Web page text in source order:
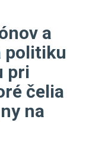
a
politiku
pri
čelia
na